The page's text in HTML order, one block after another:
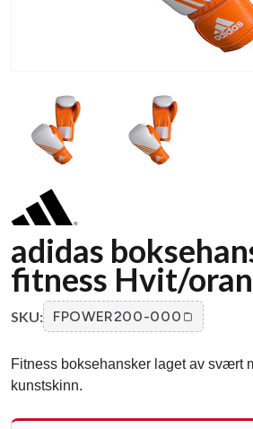
adidas
fitness Hvit/
SKU: FPOWER200-000
Fitness boksehansker laget av svært
kunstskinn.